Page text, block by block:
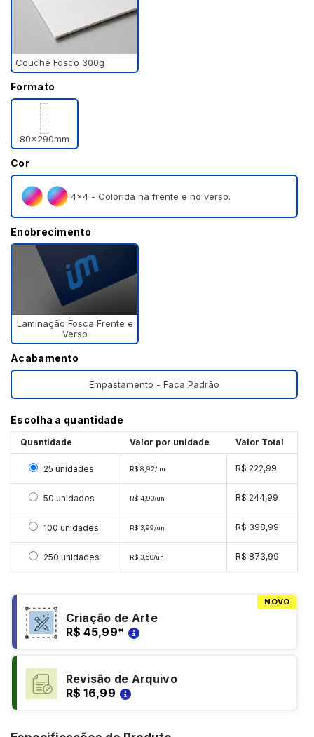
Couché Fosco 300g
Formato
80x290mm
Cor
4×4 - Colorida na frente e no verso.
Enobrecimento
Laminação Fosca Frente e
Verso
Acabamento
Empastamento - Faca Padrão
Escolha a quantidade
Quantidade Valor por unidade Valor Total
Selecionar 25 unidades
25 unidades R$ 8,92/un R$ 222,99
Selecionar 50 unidades
50 unidades R$ 4,90/un R$ 244,99
Selecionar 100 unidades
100 unidades R$ 3,99/un R$ 398,99
Selecionar 250 unidades
250 unidades R$ 3,50/un R$ 873,99
NOVO
Criação de Arte
R$ 45,99*
Revisão de Arquivo
R$ 16,99